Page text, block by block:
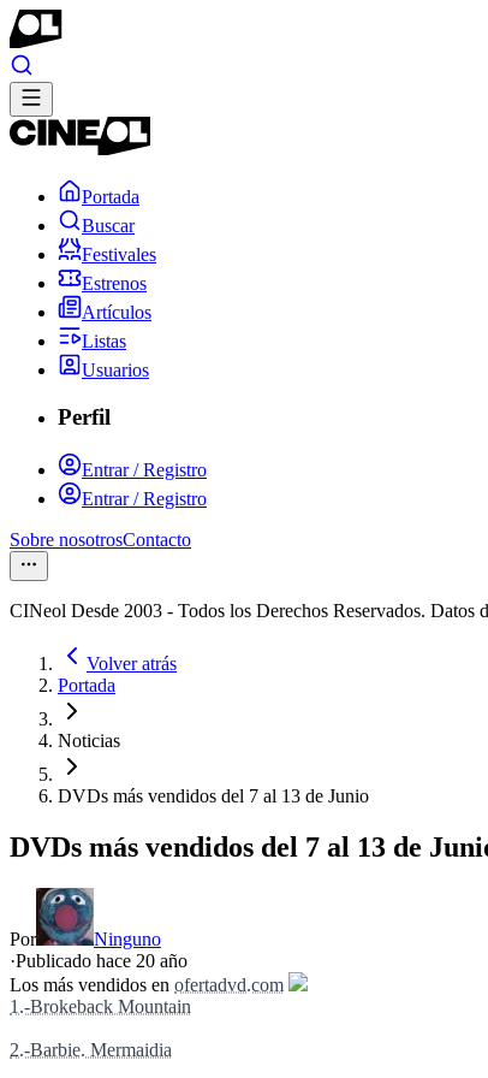
Portada
Buscar
Festivales
Estrenos
Artículos
Listas
Usuarios
Perfil
Entrar / Registro
Entrar / Registro
Sobre nosotrosContacto
CINeol Desde 2003 - Todos los Derechos Reservados.
Volver atrás
Portada
Noticias
DVDs más vendidos del 7 al 13 de Junio
DVDs más vendidos del 7 al 13 de
Por
Ninguno
·Publicado hace 20 año
Los más vendidos en ofertadvd.com
1.-Brokeback Mountain
2.-Barbie. Mermaidia